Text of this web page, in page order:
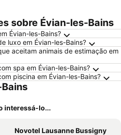
sobre Évian-les-Bains
Évian-les-Bains?
luxo em Évian-les-Bains?
aceitam animais de estimação em
spa em Évian-les-Bains?
piscina em Évian-les-Bains?
interessá-lo...
Novotel Lausanne Bussigny